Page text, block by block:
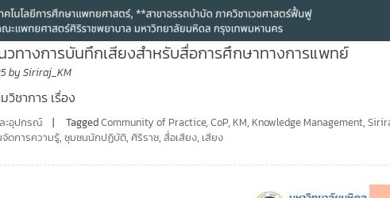
วทางการบันทึกเสียงสำหรับสื่อการศึกษาทางการแพทย์
bySiriraj_KM
วิชาการ เรื่อง
ะอุปกรณ์ TaggedCommunity of Practice,CoP, KM, Knowledge Management,
จัดการความรู้,ชุมชนนักปฏิบัติ, ศิริราช,สื่อเสียง, เสียง